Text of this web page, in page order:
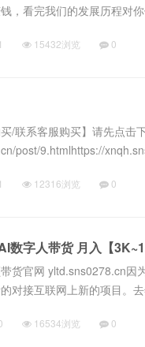
，看完我们的发展历程对
15432浏览 0
/联系客服购买】请先点击
post/9.htmlhttps://
12316浏览 0
数字人带货 月入【
货官网 yltd.sns0278.cn因
对接互联网上新的项目。
16534浏览 0